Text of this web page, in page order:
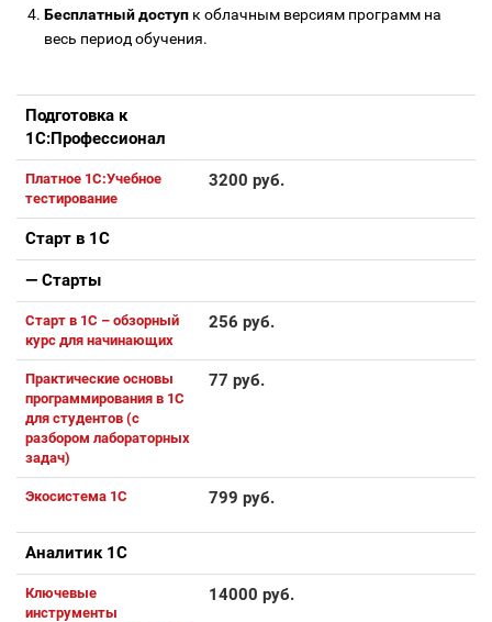
Бесплатный доступ к облачным версиям программ на
весь период обучения.
Подготовка к
1С:Профессионал
Платное 1С:Учебное
тестирование
3200 руб.
Старт в 1С
— Старты
Старт в 1С – обзорный
курс для начинающих
256 руб.
Практические основы
программирования в 1С
для студентов (с
разбором лабораторных
задач)
77 руб.
Экосистема 1С 799 руб.
Аналитик 1С
Ключевые
инструменты
14000 руб.